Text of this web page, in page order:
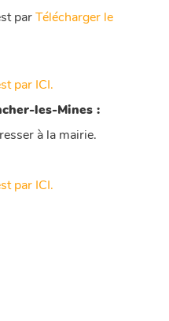
par Télécharger le
par ICI.
les-Mines :
à la mairie.
par ICI.